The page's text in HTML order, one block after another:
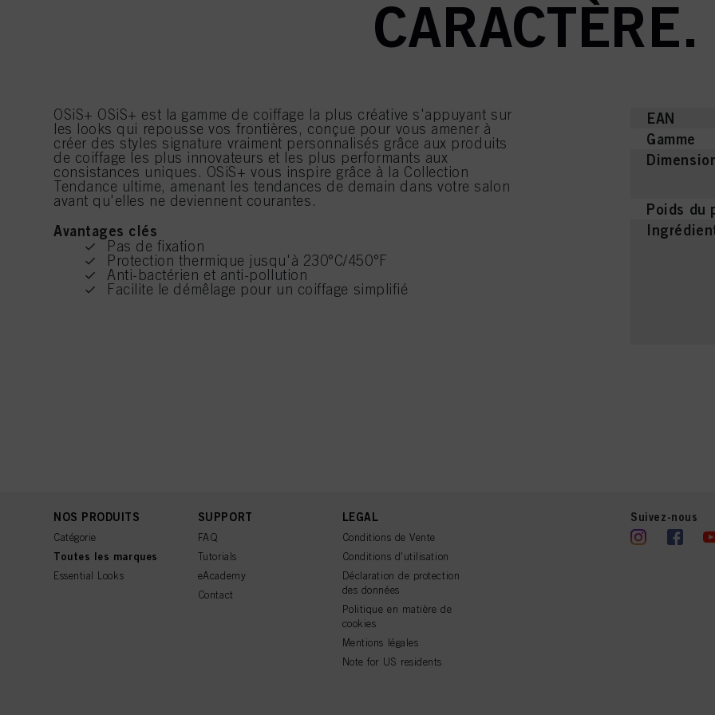
CARACTÈRE.
OSiS+ OSiS+ est la gamme de coiffage la plus créative s'appuyant sur
les looks qui repousse vos frontières, conçue pour vous amener à
créer des styles signature vraiment personnalisés grâce aux produits
de coiffage les plus innovateurs et les plus performants aux
consistances uniques. OSiS+ vous inspire grâce à la Collection
Tendance ultime, amenant les tendances de demain dans votre salon
avant qu'elles ne deviennent courantes.
Avantages clés
Pas de fixation
Protection thermique jusqu'à 230°C/450°F
Anti-bactérien et anti-pollution
Facilite le démêlage pour un coiffage simplifié
EAN
Gamme
Poids du
NOS PRODUITS
Catégorie
Toutes les marques
Essential Looks
SUPPORT
FAQ
Tutorials
eAcademy
Contact
LEGAL
Conditions de Vente
Conditions d'utilisation
Déclaration de protection
des données
Politique en matière de
cookies
Mentions légales
Note for US residents
Suivez-nous